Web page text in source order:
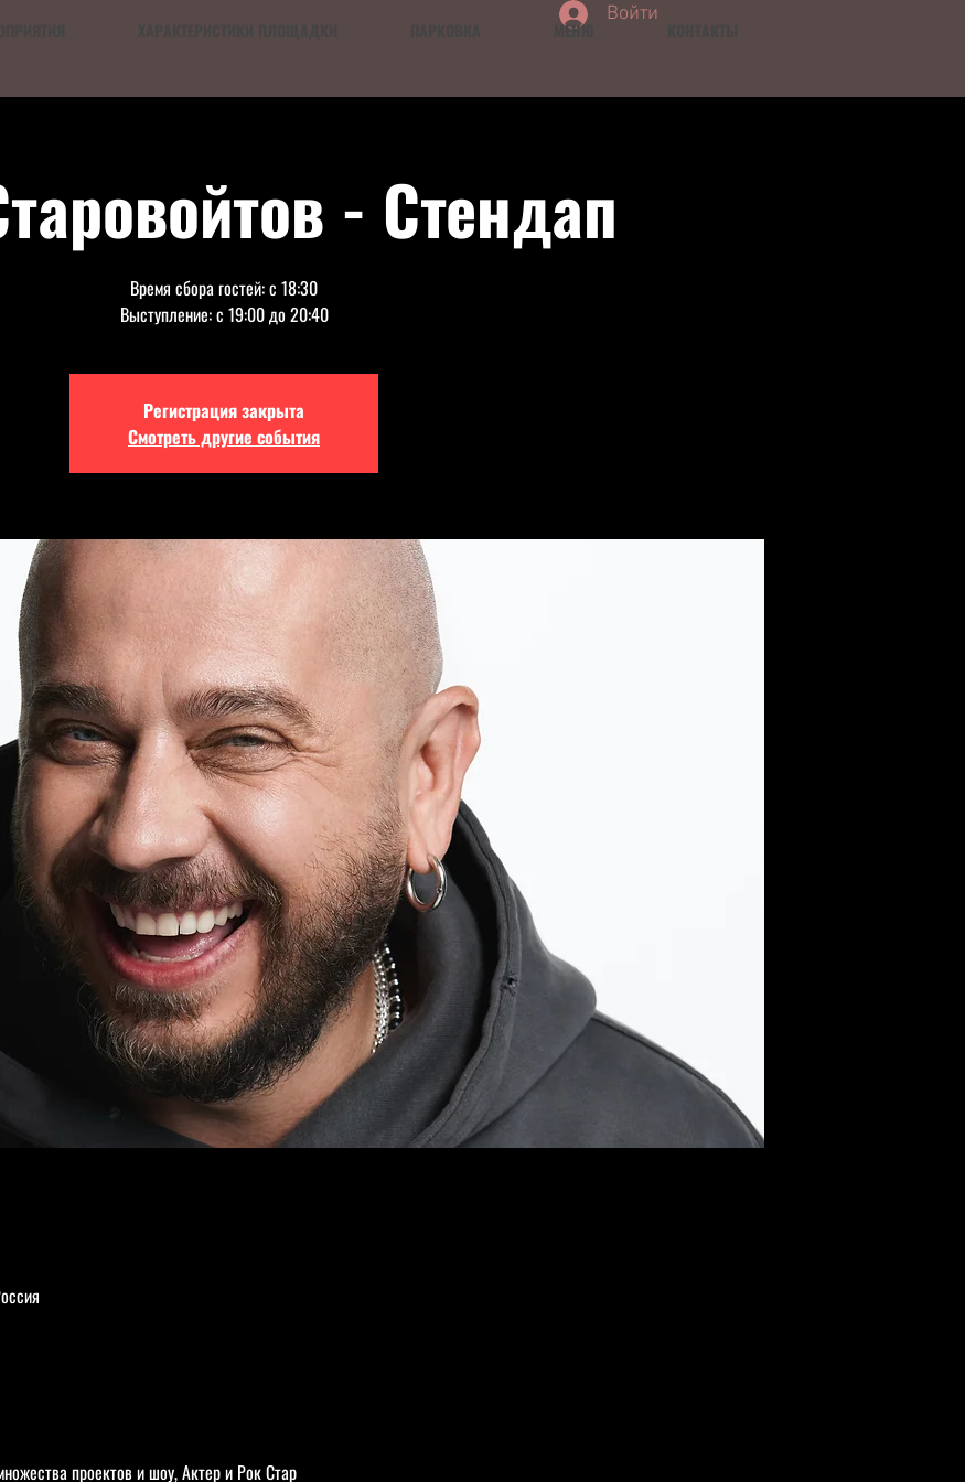
МЕНЮ
Войти
- Стендап
Время сбора гостей: с 18:30
Выступление: с 19:00 до 20:40
Регистрация закрыта
Смотреть другие события
проектов и шоу, Актер и Рок Стар